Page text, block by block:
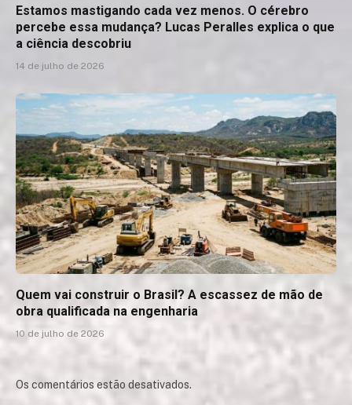
Estamos mastigando cada vez menos. O cérebro
percebe essa mudança? Lucas Peralles explica o que
a ciência descobriu
14 de julho de 2026
Quem vai construir o Brasil? A escassez de mão de
obra qualificada na engenharia
10 de julho de 2026
Os comentários estão desativados.